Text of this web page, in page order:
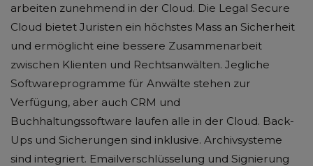
arbeiten zunehmend in der Cloud. Die Legal Secure
Cloud bietet Juristen ein höchstes Mass an Sicherheit
und ermöglicht eine bessere Zusammenarbeit
zwischen Klienten und Rechtsanwälten. Jegliche
Softwareprogramme für Anwälte stehen zur
Verfügung, aber auch CRM und
Buchhaltungssoftware laufen alle in der Cloud. Back-
Ups und Sicherungen sind inklusive. Archivsysteme
sind integriert. Emailverschlüsselung und Signierung